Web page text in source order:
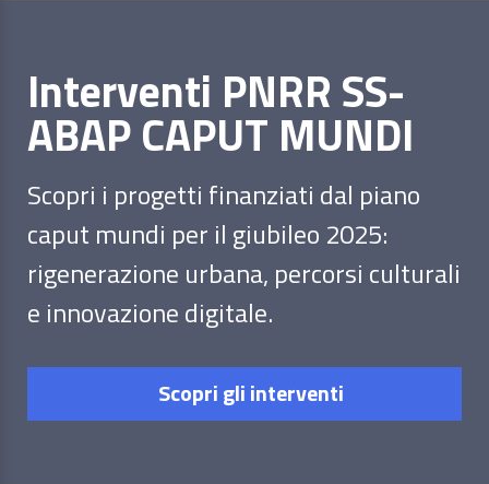
Interventi PNRR SS-
ABAP CAPUT MUNDI
Scopri i progetti finanziati dal piano
caput mundi per il giubileo 2025:
rigenerazione urbana, percorsi culturali
e innovazione digitale.
Scopri gli interventi